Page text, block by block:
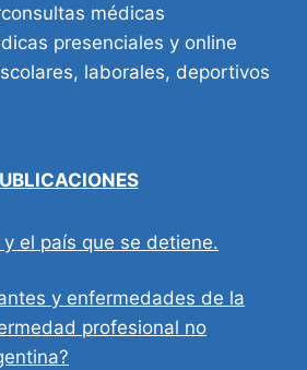
médicas
presenciales y online
laborales, deportivos
el país que se detiene.
y enfermedades de la
profesional no